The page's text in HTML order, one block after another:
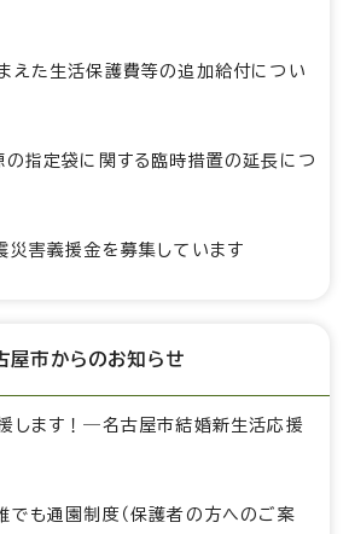
えた生活保護費等の追加給付につい
の指定袋に関する臨時措置の延長につ
災害義援金を募集しています
屋市からのお知らせ
します！―名古屋市結婚新生活応援
でも通園制度（保護者の方へのご案